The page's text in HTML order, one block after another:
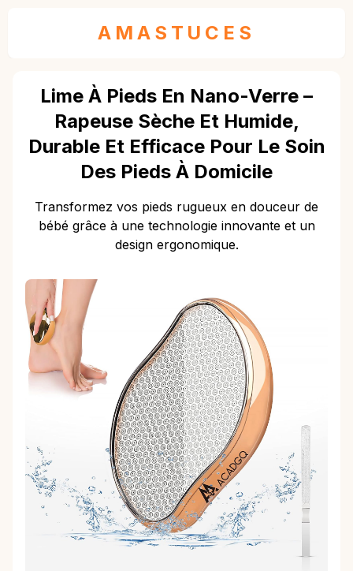
AMASTUCES
Lime À Pieds En Nano-Verre –
Rapeuse Sèche Et Humide,
Durable Et Efficace Pour Le Soin
Des Pieds À Domicile
Transformez vos pieds rugueux en douceur de
bébé grâce à une technologie innovante et un
design ergonomique.